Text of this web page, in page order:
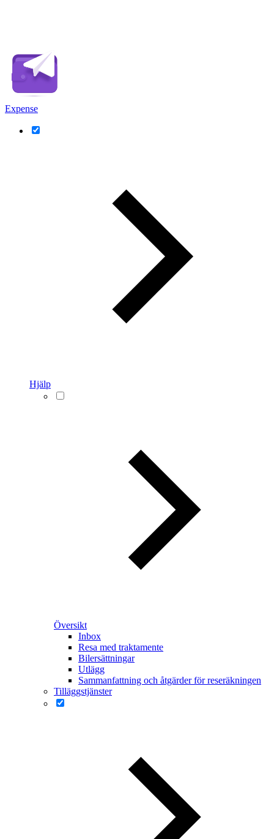
Expense
Hjälp
Översikt
Inbox
Resa med traktamente
Bilersättningar
Utlägg
Sammanfattning och åtgärder för reseräkningen
Tilläggstjänster